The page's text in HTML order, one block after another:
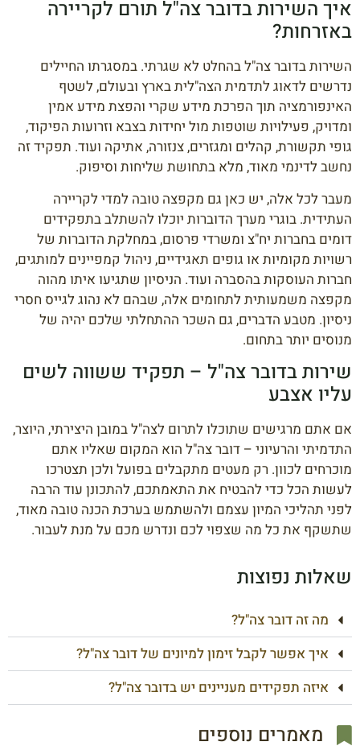
איך השירות בדובר צה"ל תורם לקריירה
באזרחות?
השירות בדובר צה"ל בהחלט לא שגרתי. במסגרתו החיילים
נדרשים לדאוג לתדמית הצה"לית בארץ ובעולם, לשטף
האינפורמציה תוך הפרכת מידע שקרי והפצת מידע אמין
ומדויק, פעילויות שוטפות מול יחידות בצבא וזרועות הפיקוד,
גופי תקשורת, קהלים ומגזרים, צנזורה, אתיקה ועוד. תפקיד זה
נחשב לדינמי מאוד, מלא בתחושת שליחות וסיפוק.
מעבר לכל אלה, יש כאן גם מקפצה טובה למדי לקריירה
העתידית. בוגרי מערך הדוברות יוכלו להשתלב בתפקידים
דומים בחברות יח"צ ומשרדי פרסום, במחלקת הדוברות של
רשויות מקומיות או גופים תאגידיים, ניהול קמפיינים למותגים,
חברות העוסקות בהסברה ועוד. הניסיון שתגיעו איתו מהוה
מקפצה משמעותית לתחומים אלה, שבהם לא נהוג לגייס חסרי
ניסיון. מטבע הדברים, גם השכר ההתחלתי שלכם יהיה של
מנוסים יותר בתחום.
שירות בדובר צה"ל – תפקיד ששווה לשים
עליו אצבע
אם אתם מרגישים שתוכלו לתרום לצה"ל במובן היצירתי, היוצר,
התדמיתי והרעיוני – דובר צה"ל הוא המקום שאליו אתם
מוכרחים לכוון. רק מעטים מתקבלים בפועל ולכן תצטרכו
לעשות הכל כדי להבטיח את התאמתכם, להתכונן עוד הרבה
לפני תהליכי המיון עצמם ולהשתמש בערכת הכנה טובה מאוד,
שתשקף את כל מה שצפוי לכם ונדרש מכם על מנת לעבור.
שאלות נפוצות
מה זה דובר צה"ל?
איך אפשר לקבל זימון למיונים של דובר צה"ל?
איזה תפקידים מעניינים יש בדובר צה"ל?
מאמרים נוספים